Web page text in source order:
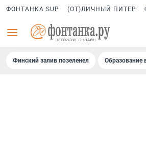
ФОНТАНКА SUP (ОТ)ЛИЧНЫЙ ПИТЕР
Финский залив позеленел Образование